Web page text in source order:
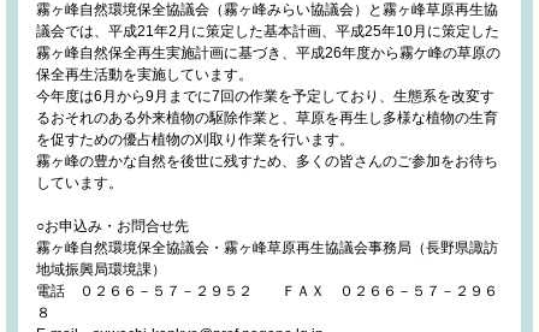
霧ヶ峰自然環境保全協議会（霧ヶ峰みらい協議会）と霧ヶ峰草原再生協
議会では、平成21年2月に策定した基本計画、平成25年10月に策定した
霧ヶ峰自然保全再生実施計画に基づき、平成26年度から霧ケ峰の草原の
保全再生活動を実施しています。
今年度は6月から9月までに7回の作業を予定しており、生態系を改変す
るおそれのある外来植物の駆除作業と、草原を再生し多様な植物の生育
を促すための優占植物の刈取り作業を行います。
霧ヶ峰の豊かな自然を後世に残すため、多くの皆さんのご参加をお待ち
しています。
○お申込み・お問合せ先
霧ヶ峰自然環境保全協議会・霧ヶ峰草原再生協議会事務局（長野県諏訪
地域振興局環境課）
電話 ０２６６－５７－２９５２ ＦＡＸ ０２６６－５７－２９６
８